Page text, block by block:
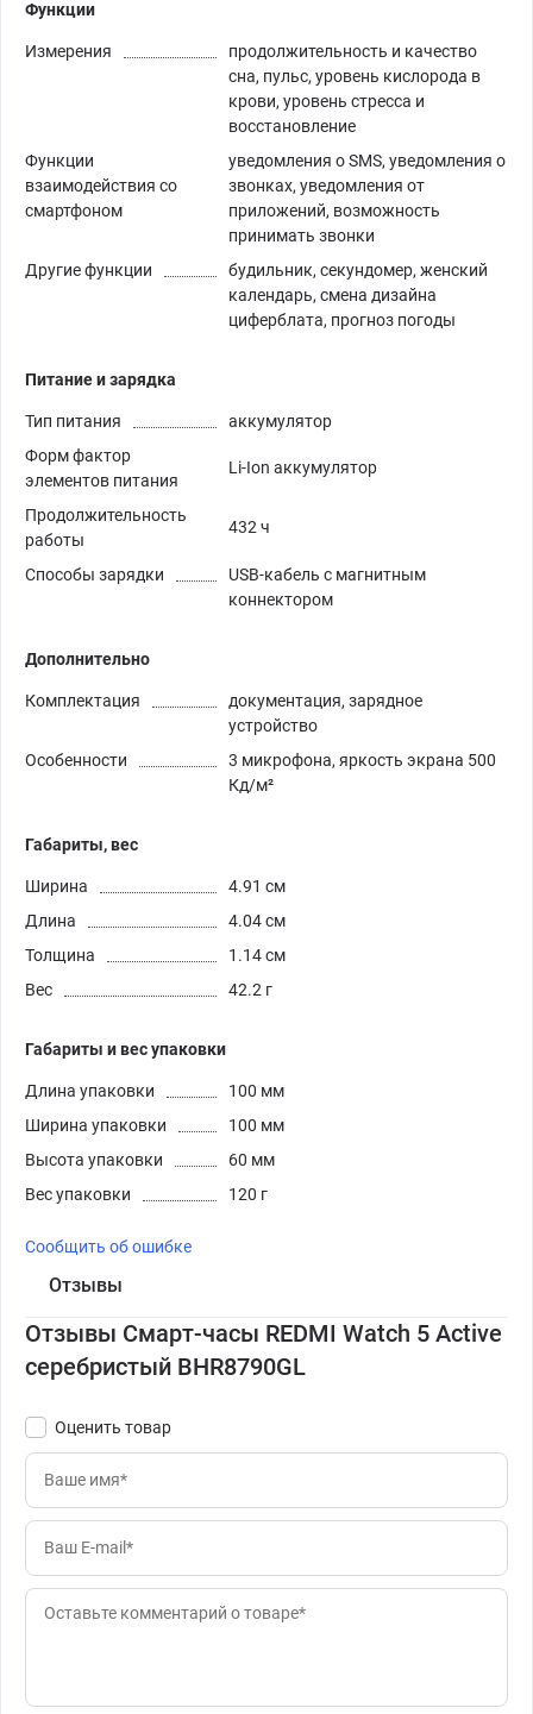
Функции
Измерения
продолжительность и качество
сна, пульс, уровень кислорода в
крови, уровень стресса и
восстановление
Функции
взаимодействия со
смартфоном
уведомления о SMS, уведомления о
звонках, уведомления от
приложений, возможность
принимать звонки
Другие функции
будильник, секундомер, женский
календарь, смена дизайна
циферблата, прогноз погоды
Питание и зарядка
Тип питания
аккумулятор
Форм фактор
элементов питания
Li-Ion аккумулятор
Продолжительность
работы
432 ч
Способы зарядки
USB-кабель с магнитным
коннектором
Дополнительно
Комплектация
документация, зарядное
устройство
Особенности
3 микрофона, яркость экрана 500
Кд/м²
Габариты, вес
Ширина
4.91 см
Длина
4.04 см
Толщина
1.14 см
Вес
42.2 г
Габариты и вес упаковки
Длина упаковки
100 мм
Ширина упаковки
100 мм
Высота упаковки
60 мм
Вес упаковки
120 г
Сообщить об ошибке
Отзывы
Отзывы Смарт-часы REDMI Watch 5 Active
серебристый BHR8790GL
Оценить товар